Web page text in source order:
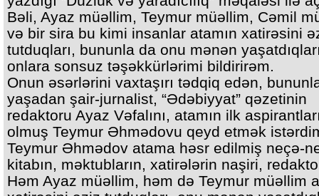
Bəli, Ayaz müəllim, Teymur müəllim, Cəmil
və bir sira bu kimi insanlar atamın xatirəsini
tutduqları, bununla da onu mənən
onlara sonsuz təşəkkürlərimi bildirirəm.
Onun əsərlərini vaxtaşırı tədqiq edən,
yaşadan şair-jurnalist, “Ədəbiyyat” qəzetinin
redaktoru Ayaz Vəfalını, atamın ilk
olmuş Teymur Əhmədovu qeyd etmək
Teymur Əhmədov atama həsr edilmiş neçə-
kitabın, məktubların, xatirələrin naşiri,
Həm Ayaz müəllim, həm də Teymur müəllim